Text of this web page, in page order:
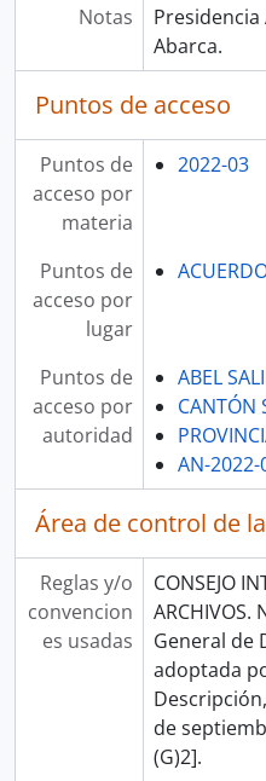
Notas
Abarca.
Puntos de acceso
Puntos de
acceso por
materia
2022-03
Puntos de
acceso por
lugar
Puntos de
acceso por
autoridad
ABEL
CANTÓN
AN-2022-
Área de control de
Reglas y/o
convencion
es usadas
CONSEJO
General de
adoptada
de
(G)2].